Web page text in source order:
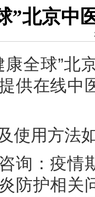
”北京中
球”北
供在线中
用方法
：疫情期
防护相关